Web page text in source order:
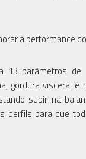
a performance
parâmetros de
gordura visceral
subir na
perfils para que